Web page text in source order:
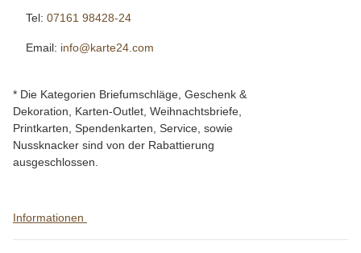
Tel: 07161 98428-24
Email: info@karte24.com
* Die Kategorien Briefumschläge, Geschenk &
Dekoration, Karten-Outlet, Weihnachtsbriefe,
Printkarten, Spendenkarten, Service, sowie
Nussknacker sind von der Rabattierung
ausgeschlossen.
Informationen